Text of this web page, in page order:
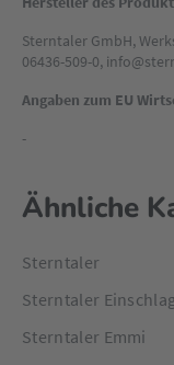
Sterntaler GmbH,
06436-509-0,
Angaben zum EU
-
Ähnliche
Sterntaler
Sterntaler
Sterntaler Emmi